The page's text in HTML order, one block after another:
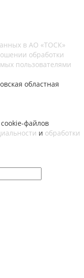
в АО «ТОСК»
обработки
пользователями
областная
файлов
и обработки